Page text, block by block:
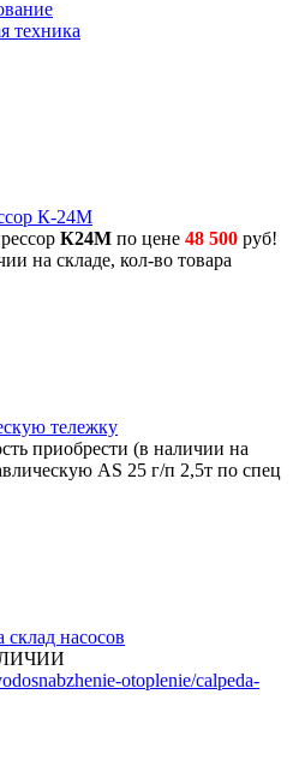
техника
К-24М
К24М по цене 48 500 руб!
на складе, кол-во товара
тележку
приобрести (в наличии на
AS 25 г/п 2,5т по спец
насосов
otoplenie/calpeda-